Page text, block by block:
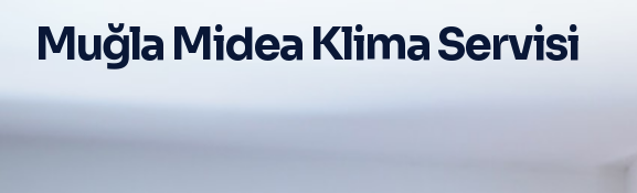
Muğla Midea Klima Servisi